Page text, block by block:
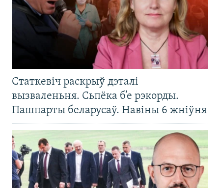
Статкевіч раскрыў дэталі
вызваленьня. Сьпёка б’е рэкорды.
Пашпарты беларусаў. Навіны 6 жніўня